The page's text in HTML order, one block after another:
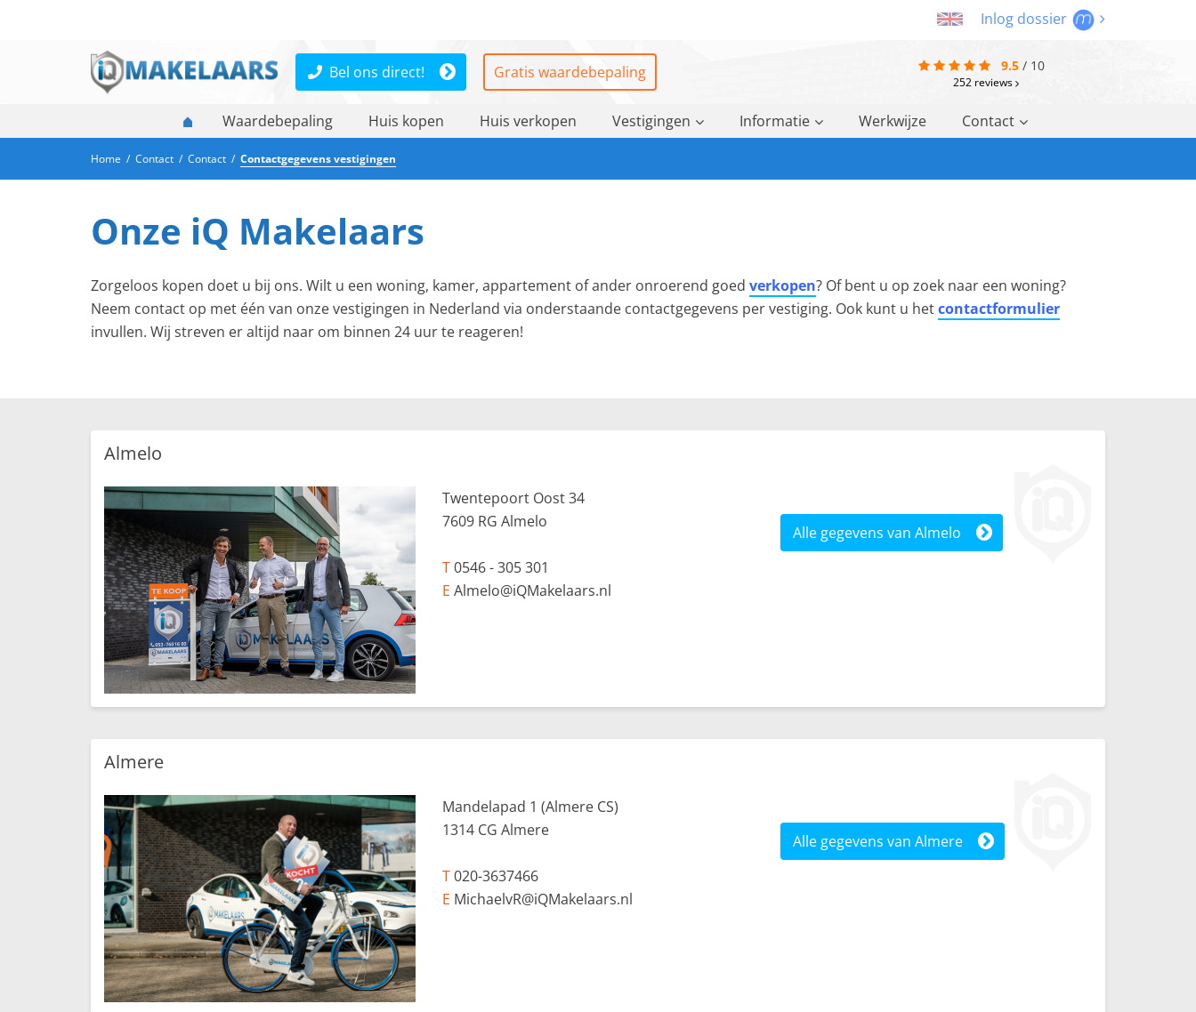
Inlog dossier
Bel ons direct! Gratis waardebepaling 9.5 / 10
252 reviews
Waardebepaling Huis kopen Huis verkopen Vestigingen Informatie Werkwijze Contact
Home / Contact / Contact / Contactgegevens vestigingen
Onze iQ Makelaars
Zorgeloos kopen doet u bij ons. Wilt u een woning, kamer, appartement of ander onroerend goed verkopen? Of bent u op zoek naar een woning?
Neem contact op met één van onze vestigingen in Nederland via onderstaande contactgegevens per vestiging. Ook kunt u hetcontactformulier
invullen. Wij streven er altijd naar om binnen 24 uur te reageren!
Almelo
Twentepoort Oost 34
7609 RG Almelo
T0546 - 305 301
E Almelo@iQMakelaars.nl
Alle gegevens van Almelo
Almere
Mandelapad 1 (Almere CS)
1314 CG Almere
T020-3637466
E MichaelvR@iQMakelaars.nl
Alle gegevens van Almere